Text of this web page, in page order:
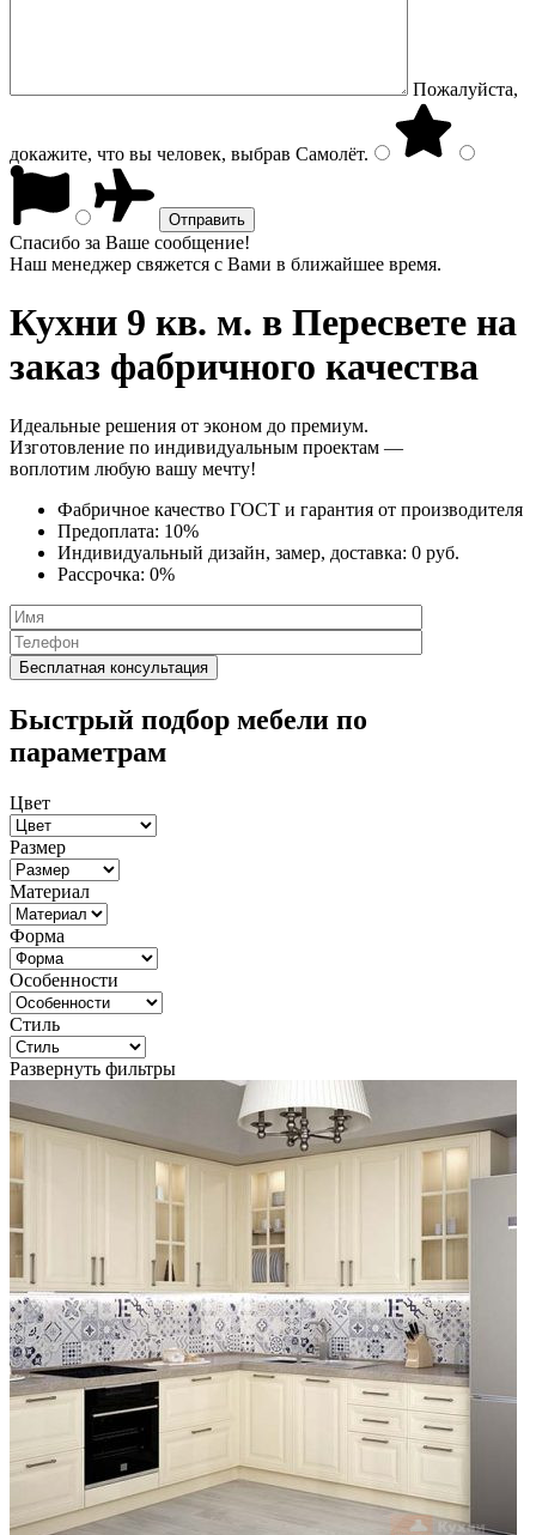
Пожалуйста,
докажите, что вы человек, выбрав Самолёт.
Спасибо за Ваше сообщение!
Наш менеджер свяжется с Вами в ближайшее время.
Кухни 9 кв. м. в Пересвете на
заказ фабричного качества
Идеальные решения от эконом до премиум.
Изготовление по индивидуальным проектам —
воплотим любую вашу мечту!
Фабричное качество ГОСТ и гарантия от производителя
Предоплата: 10%
Индивидуальный дизайн, замер, доставка: 0 руб.
Рассрочка: 0%
Быстрый подбор мебели по
параметрам
Цвет
Размер
Материал
Форма
Особенности
Стиль
Развернуть фильтры